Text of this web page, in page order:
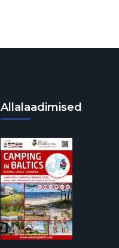
Allalaadimised